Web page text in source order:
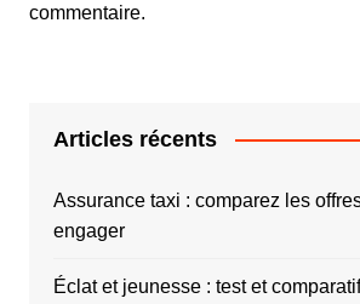
commentaire.
Articles récents
Assurance taxi : comparez les
engager
Éclat et jeunesse : test et